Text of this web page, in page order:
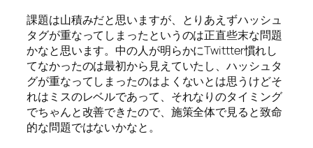
課題は山積みだと思いますが、とりあえずハッシュ
タグが重なってしまったというのは正直些末な問題
かなと思います。中の人が明らかにTwittter慣れし
てなかったのは最初から見えていたし、ハッシュタ
グが重なってしまったのはよくないとは思うけどそ
れはミスのレベルであって、それなりのタイミング
でちゃんと改善できたので、施策全体で見ると致命
的な問題ではないかなと。